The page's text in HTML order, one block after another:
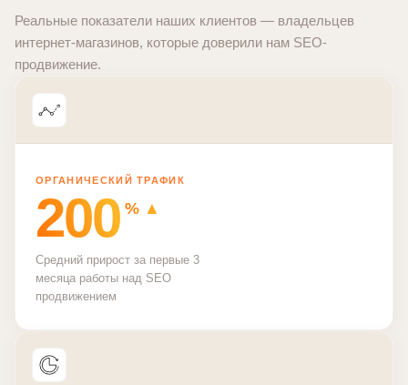
Реальные показатели наших клиентов — владельцев
интернет-магазинов, которые доверили нам SEO-
продвижение.
ОРГАНИЧЕСКИЙ ТРАФИК
200 % ▲
Средний прирост за первые 3
месяца работы над SEO
продвижением